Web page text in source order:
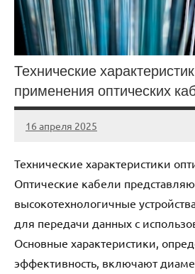
Технические
применения оптических
16 апреля 2025
Avtor
Нет
Технические характеристики
Оптические кабели
высокотехнологичные
для передачи данных с
Основные характеристики,
эффективность, включают